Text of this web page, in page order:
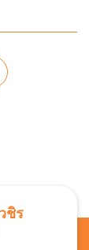
ชิร